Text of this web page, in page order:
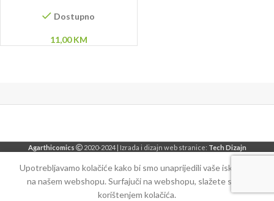
Dostupno
11,00KM
Agarthicomics 2020-2024 | Izrada i dizajn web stranice: Tech Dizajn
Upotrebljavamo kolačiće kako bi smo unaprijedili vaše iskustvo
na našem webshopu. Surfajuči na webshopu, slažete se sa
korištenjem kolačića.